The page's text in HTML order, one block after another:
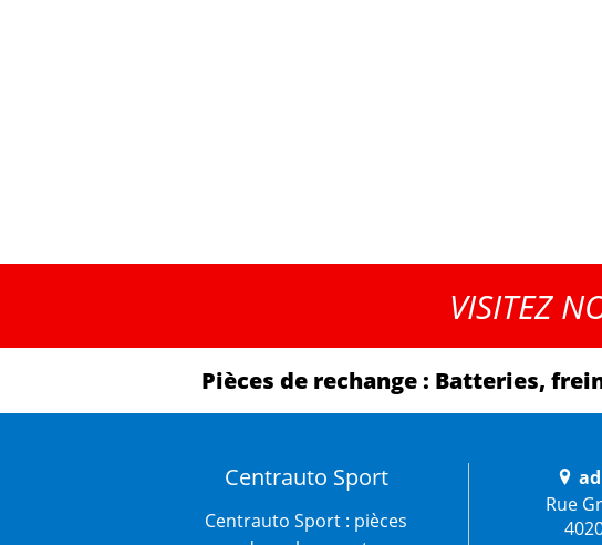
VISITEZ
Pièces de rechange : Batteries,
Centrauto Sport
Centrauto Sport : pièces
Rue